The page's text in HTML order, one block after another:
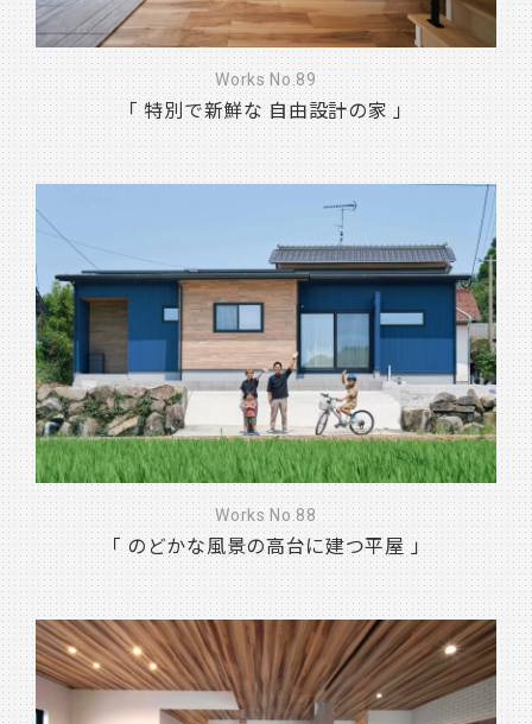
Works No.89
「 特別で新鮮な 自由設計の家 」
Works No.88
「 のどかな風景の高台に建つ平屋 」